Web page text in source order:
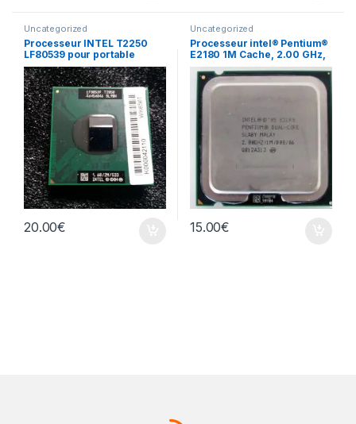
Uncategorized
Processeur INTEL T2250
LF80539 pour portable
20.00€
Uncategorized
Processeur intel® Pentium®
E2180 1M Cache, 2.00 GHz,
800 MHz FSB
15.00€